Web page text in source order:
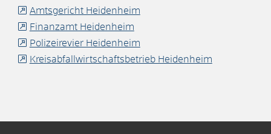
Amtsgericht Heidenheim
Finanzamt Heidenheim
Polizeirevier Heidenheim
Kreisabfallwirtschaftsbetrieb Heidenheim